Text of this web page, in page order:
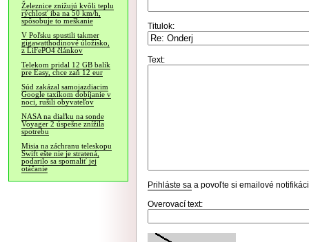
Železnice znižujú kvôli teplu
rýchlosť iba na 50 km/h,
spôsobuje to meškanie
V Poľsku spustili takmer
gigawatthodinové úložisko,
z LiFePO4 článkov
Telekom pridal 12 GB balík
pre Easy, chce zaň 12 eur
Súd zakázal samojazdiacim
Google taxíkom dobíjanie v
noci, rušili obyvateľov
NASA na diaľku na sonde
Voyager 2 úspešne znížila
spotrebu
Misia na záchranu teleskopu
Swift ešte nie je stratená,
podarilo sa spomaliť jej
otáčanie
Titulok:
Text:
Prihláste sa a povoľte si emailové
Overovací text: